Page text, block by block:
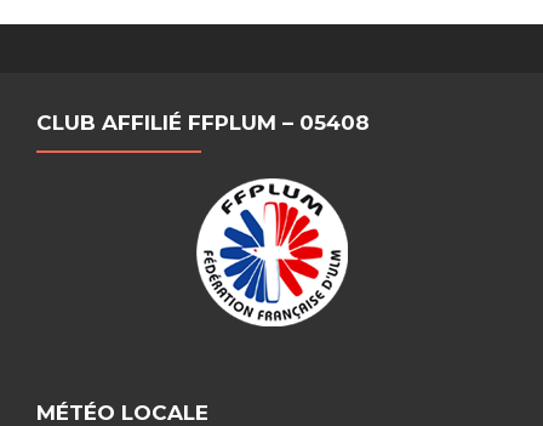
CLUB AFFILIÉ FFPLUM – 05408
MÉTÉO LOCALE